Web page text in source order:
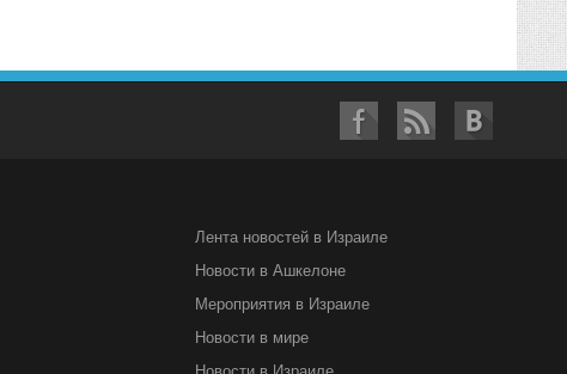
Лента новостей в Израиле
Новости в Ашкелоне
Мероприятия в Израиле
Новости в мире